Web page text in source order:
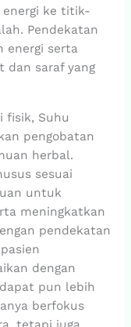
ke titik-
Pendekatan
energi serta
dan saraf yang
fisik, Suhu
pengobatan
herbal.
sesuai
untuk
meningkatkan
pendekatan
dengan
pun lebih
berfokus